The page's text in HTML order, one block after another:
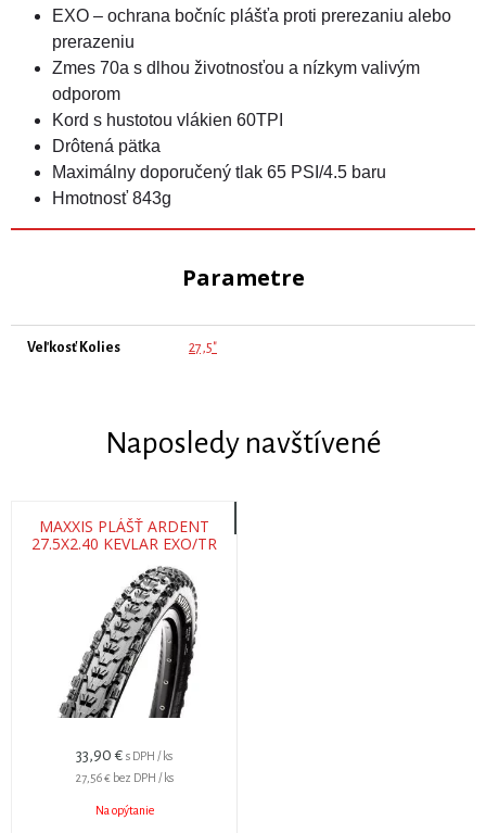
EXO – ochrana bočníc plášťa proti prerezaniu alebo
prerazeniu
Zmes 70a s dlhou životnosťou a nízkym valivým
odporom
Kord s hustotou vlákien 60TPI
Drôtená pätka
Maximálny doporučený tlak 65 PSI/4.5 baru
Hmotnosť 843g
Parametre
Veľkosť Kolies 27,5"
Naposledy navštívené
MAXXIS PLÁŠŤ ARDENT
27.5X2.40 KEVLAR EXO/TR
33,90 € s DPH / ks
27,56 € bez DPH / ks
Na opýtanie